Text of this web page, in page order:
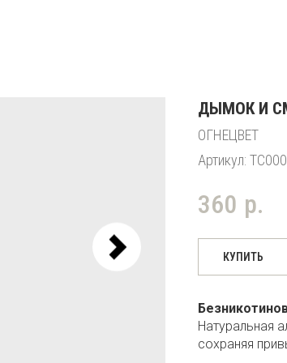
ДЫМОК И
ОГНЕЦВЕТ
Артикул:
360 р.
КУПИТЬ
Натуральная
сохраняя